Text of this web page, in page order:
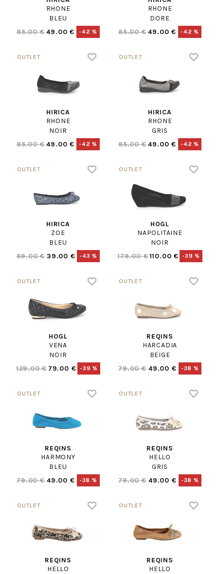
RHONE
BLEU
85.00 € 49.00 € -42 %
RHONE
DORE
85.00 € 49.00 € -42 %
HIRICA
RHONE
NOIR
85.00 € 49.00 € -42 %
HIRICA
RHONE
GRIS
85.00 € 49.00 € -42 %
HIRICA
ZOE
BLEU
69.00 € 39.00 € -43 %
HOGL
NAPOLITAINE
NOIR
179.00 €110.00 € -39 %
HOGL
VENA
NOIR
129.00 € 79.00 € -39 %
REQINS
HARCADIA
BEIGE
79.00 € 49.00 € -38 %
REQINS
HARMONY
BLEU
79.00 € 49.00 € -38 %
REQINS
HELLO
GRIS
79.00 € 49.00 € -38 %
REQINS
HELLO
REQINS
HELLO